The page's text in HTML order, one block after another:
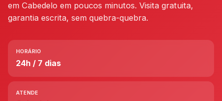
em Cabedelo em poucos minutos. Visita gratuita,
garantia escrita, sem quebra-quebra.
HORÁRIO
24h / 7 dias
ATENDE